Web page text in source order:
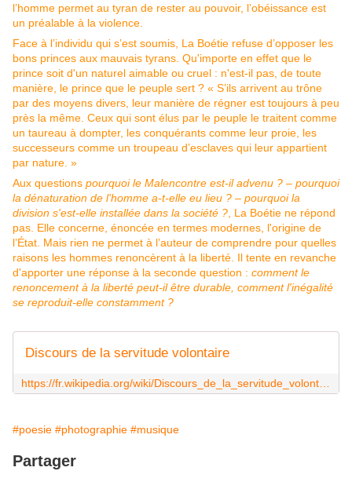
l’homme permet au tyran de rester au pouvoir, l’obéissance est
un préalable à la violence.
Face à l’individu qui s’est soumis, La Boétie refuse d’opposer les
bons princes aux mauvais tyrans. Qu'importe en effet que le
prince soit d'un naturel aimable ou cruel : n'est-il pas, de toute
manière, le prince que le peuple sert ?
S’ils arrivent au trône
par des moyens divers, leur manière de régner est toujours à peu
près la même. Ceux qui sont élus par le peuple le traitent comme
un taureau à dompter, les conquérants comme leur proie, les
successeurs comme un troupeau d’esclaves qui leur appartient
par nature.
Aux questions pourquoi le Malencontre est-il advenu ? – pourquoi
la dénaturation de l'homme a-t-elle eu lieu ? – pourquoi la
division s'est-elle installée dans la société ? , La Boétie ne répond
pas. Elle concerne, énoncée en termes modernes, l'origine de
l’État. Mais rien ne permet à l’auteur de comprendre pour quelles
raisons les hommes renoncèrent à la liberté. Il tente en revanche
d'apporter une réponse à la seconde question : comment le
renoncement à la liberté peut-il être durable, comment l'inégalité
se reproduit-elle constamment ?
Discours de la servitude volontaire
#poesie #photographie #musique
Partager